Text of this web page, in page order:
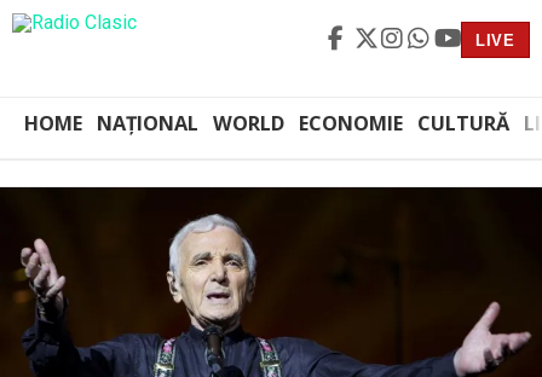
LIVE
HOME NAȚIONAL WORLD ECONOMIE CULTURĂ